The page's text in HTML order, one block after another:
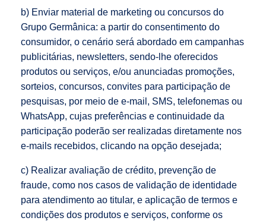
b) Enviar material de marketing ou concursos do
Grupo Germânica: a partir do consentimento do
consumidor, o cenário será abordado em campanhas
publicitárias, newsletters, sendo-lhe oferecidos
produtos ou serviços, e/ou anunciadas promoções,
sorteios, concursos, convites para participação de
pesquisas, por meio de e-mail, SMS, telefonemas ou
WhatsApp, cujas preferências e continuidade da
participação poderão ser realizadas diretamente nos
e-mails recebidos, clicando na opção desejada;
c) Realizar avaliação de crédito, prevenção de
fraude, como nos casos de validação de identidade
para atendimento ao titular, e aplicação de termos e
condições dos produtos e serviços, conforme os